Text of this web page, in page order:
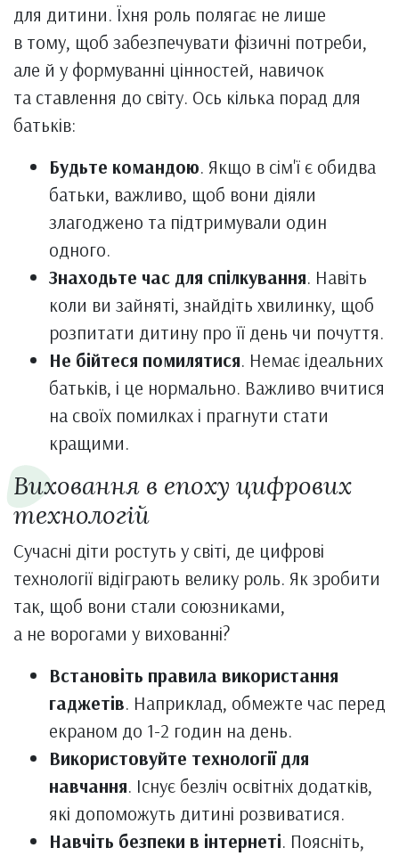
для дитини. Їхня роль полягає не лише
в тому, щоб забезпечувати фізичні потреби,
але й у формуванні цінностей, навичок
та ставлення до світу. Ось кілька порад для
батьків:
Будьте командою. Якщо в сім'ї є обидва
батьки, важливо, щоб вони діяли
злагоджено та підтримували один
одного.
Знаходьте час для спілкування. Навіть
коли ви зайняті, знайдіть хвилинку, щоб
розпитати дитину про її день чи почуття.
Не бійтеся помилятися. Немає ідеальних
батьків, і це нормально. Важливо вчитися
на своїх помилках і прагнути стати
кращими.
Виховання в епоху цифрових
технологій
Сучасні діти ростуть у світі, де цифрові
технології відіграють велику роль. Як зробити
так, щоб вони стали союзниками,
а не ворогами у вихованні?
Встановіть правила використання
гаджетів. Наприклад, обмежте час перед
екраном до 1-2 годин на день.
Використовуйте технології для
навчання. Існує безліч освітніх додатків,
які допоможуть дитині розвиватися.
Навчіть безпеки в інтернеті. Поясніть,